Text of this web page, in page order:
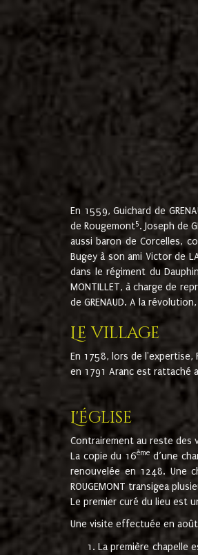
En 1559, Guichard de
de Rougemont5. Joseph de
aussi baron de Corcelles,
Bugey à son ami Victor de
dans le régiment du
MONTILLET, à charge de
de GRENAUD. A la
Le village
En 1758, lors de l'expertise,
en 1791 Aranc est rattaché
L'église
Contrairement au reste des
La copie du 16ème d’une
renouvelée en 1248. Une
ROUGEMONT transigea
Le premier curé du lieu est
Une visite effectuée en
La première chapelle